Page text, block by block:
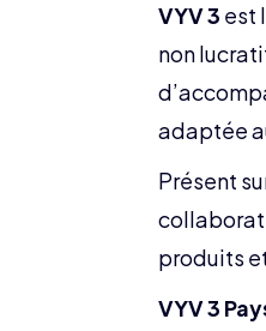
VYV 3 est
non
adaptée
Présent
produits
VYV 3